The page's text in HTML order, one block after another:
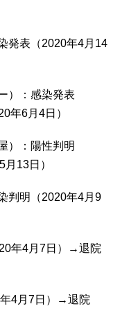
発表（2020年4月14
）：感染発表
年6月4日）
）：陽性判明
13日）
判明（2020年4月9
年4月7日）→退院
年4月7日）→退院